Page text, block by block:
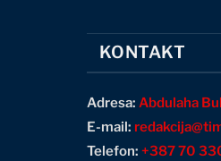
KONTAKT
Adresa: Abdulaha
E-mail:
Telefon: +387 70